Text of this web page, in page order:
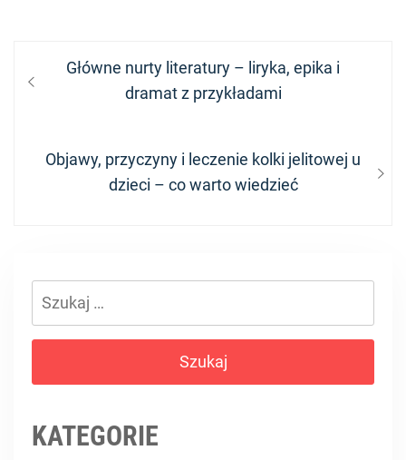
Nawigacja
wpisu
Previous
Główne nurty literatury – liryka, epika i
dramat z przykładami
Next
Objawy, przyczyny i leczenie kolki jelitowej u
dzieci – co warto wiedzieć
Szukaj:
KATEGORIE